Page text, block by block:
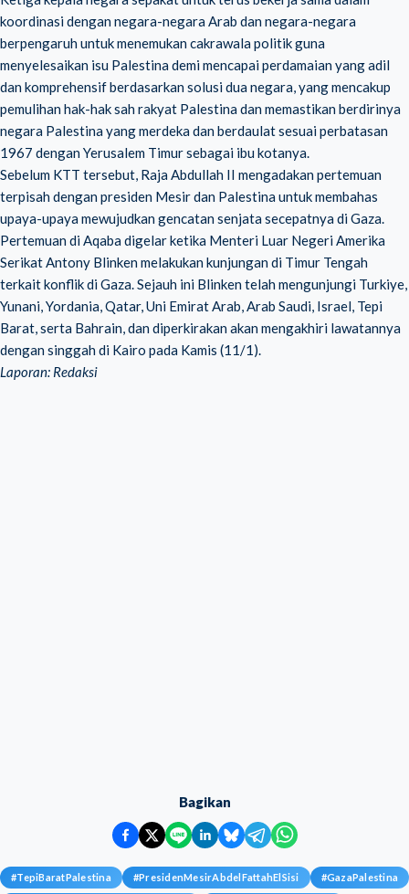
koordinasi dengan negara-negara Arab dan negara-negara
berpengaruh untuk menemukan cakrawala politik guna
menyelesaikan isu Palestina demi mencapai perdamaian yang adil
dan komprehensif berdasarkan solusi dua negara, yang mencakup
pemulihan hak-hak sah rakyat Palestina dan memastikan berdirinya
negara Palestina yang merdeka dan berdaulat sesuai perbatasan
1967 dengan Yerusalem Timur sebagai ibu kotanya.
Sebelum KTT tersebut, Raja Abdullah II mengadakan pertemuan
terpisah dengan presiden Mesir dan Palestina untuk membahas
upaya-upaya mewujudkan gencatan senjata secepatnya di Gaza.
Pertemuan di Aqaba digelar ketika Menteri Luar Negeri Amerika
Serikat Antony Blinken melakukan kunjungan di Timur Tengah
terkait konflik di Gaza. Sejauh ini Blinken telah mengunjungi Turkiye,
Yunani, Yordania, Qatar, Uni Emirat Arab, Arab Saudi, Israel, Tepi
Barat, serta Bahrain, dan diperkirakan akan mengakhiri lawatannya
dengan singgah di Kairo pada Kamis (11/1).
Laporan: Redaksi
Bagikan
#TepiBaratPalestina #PresidenMesirAbdelFattahElSisi #GazaPalestina